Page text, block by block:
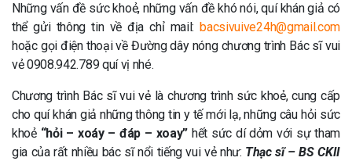
Những vấn đề sức khoẻ, những vấn đề khó nói, quí khán giả có
thể gửi thông tin về địa chỉ mail: bacsivuive24h@gmail.com
hoặc gọi điện thoại về Đường dây nóng chương trình Bác sĩ vui
vẻ 0908.942.789 quí vị nhé.
Chương trình Bác sĩ vui vẻ là chương trình sức khoẻ, cung cấp
cho quí khán giả những thông tin y tế mới lạ, những câu hỏi sức
khoẻ “hỏi – xoáy – đáp – xoay” hết sức dí dỏm với sự tham
gia của rất nhiều bác sĩ nổi tiếng vui vẻ như: Thạc sĩ – BS CKII